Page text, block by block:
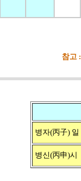
참고
2026
병자(丙子) 일
병신(丙申)시